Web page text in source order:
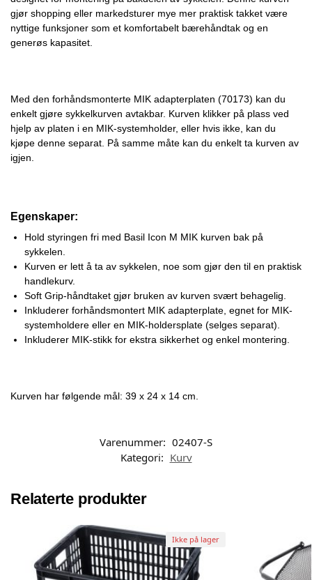
gjør shopping eller markedsturer mye mer praktisk takket være
nyttige funksjoner som et komfortabelt bærehåndtak og en
generøs kapasitet.
Med den forhåndsmonterte MIK adapterplaten (70173) kan du
enkelt gjøre sykkelkurven avtakbar. Kurven klikker på plass ved
hjelp av platen i en MIK-systemholder, eller hvis ikke, kan du
kjøpe denne separat. På samme måte kan du enkelt ta kurven av
igjen.
Egenskaper:
Hold styringen fri med Basil Icon M MIK kurven bak på
sykkelen.
Kurven er lett å ta av sykkelen, noe som gjør den til en praktisk
handlekurv.
Soft Grip-håndtaket gjør bruken av kurven svært behagelig.
Inkluderer forhåndsmontert MIK adapterplate, egnet for MIK-
systemholdere eller en MIK-holdersplate (selges separat).
Inkluderer MIK-stikk for ekstra sikkerhet og enkel montering.
Kurven har følgende mål: 39 x 24 x 14 cm.
Varenummer: 02407-S
Kategori: Kurv
Relaterte produkter
Ikke på lager